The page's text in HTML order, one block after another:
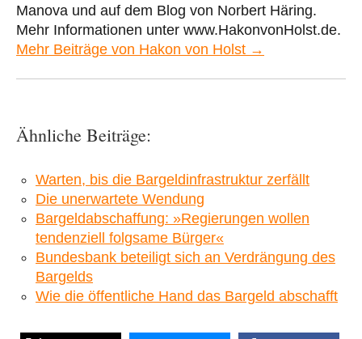
Manova und auf dem Blog von Norbert Häring.
Mehr Informationen unter www.HakonvonHolst.de.
Mehr Beiträge von Hakon von Holst →
Ähnliche Beiträge:
Warten, bis die Bargeldinfrastruktur zerfällt
Die unerwartete Wendung
Bargeldabschaffung: »Regierungen wollen
tendenziell folgsame Bürger«
Bundesbank beteiligt sich an Verdrängung des
Bargelds
Wie die öffentliche Hand das Bargeld abschafft